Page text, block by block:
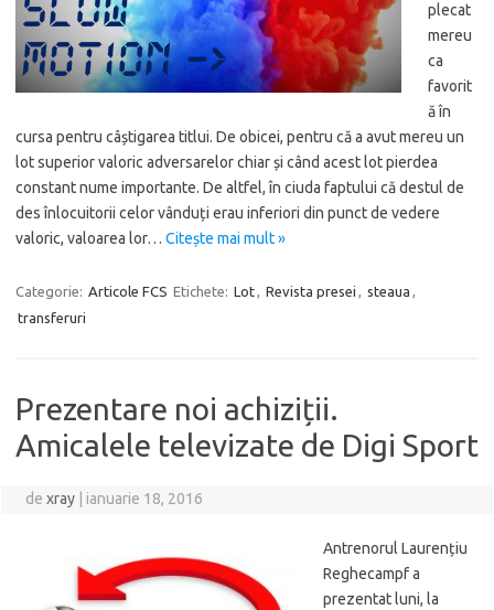
plecat
mereu
ca
favorit
ă în
cursa pentru câștigarea titlui. De obicei, pentru că a avut mereu un
lot superior valoric adversarelor chiar și când acest lot pierdea
constant nume importante. De altfel, în ciuda faptului că destul de
des înlocuitorii celor vânduți erau inferiori din punct de vedere
valoric, valoarea lor… Citește mai mult »
Categorie: Articole FCS Etichete: Lot, Revista presei , steaua ,
transferuri
Prezentare noi achiziții.
Amicalele televizate de Digi Sport
de xray ianuarie 18, 2016
Antrenorul Laurențiu
Reghecampf a
prezentat luni, la